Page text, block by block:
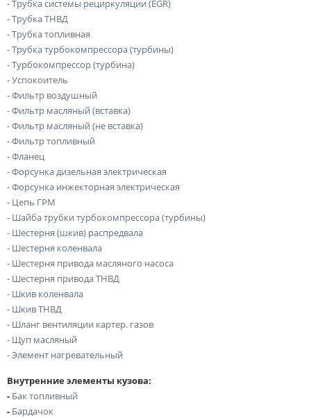
- Трубка системы рециркуляции (EGR)
- Трубка ТНВД
- Трубка топливная
- Трубка турбокомпрессора (турбины)
- Турбокомпрессор (турбина)
- Успокоитель
- Фильтр воздушный
- Фильтр масляный (вставка)
- Фильтр масляный (не вставка)
- Фильтр топливный
- Фланец
- Форсунка дизельная электрическая
- Форсунка инжекторная электрическая
- Цепь ГРМ
- Шайба трубки турбокомпрессора (турбины)
- Шестерня (шкив) распредвала
- Шестерня коленвала
- Шестерня привода масляного насоса
- Шестерня привода ТНВД
- Шкив коленвала
- Шкив ТНВД
- Шланг вентиляции картер. газов
- Щуп масляный
- Элемент нагревательный
Внутренние элементы кузова:
- Бак топливный
- Бардачок